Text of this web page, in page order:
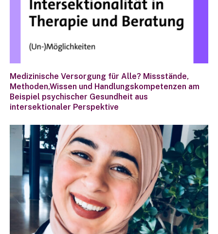
Medizinische Versorgung für Alle? Missstände,
Methoden,Wissen und Handlungskompetenzen am
Beispiel psychischer Gesundheit aus
intersektionaler Perspektive